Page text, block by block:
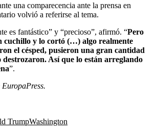
una comparecencia ante la prensa en
volvió a referirse al tema.
es fantástico” y “precioso”, afirmó. “Pero
cuchillo y lo cortó (…) algo realmente
el césped, pusieron una gran cantidad
destrozaron. Así que lo están arreglando
”.
TrumpWashington